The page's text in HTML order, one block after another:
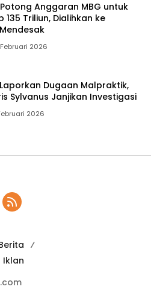
Anggaran MBG untuk
135 Triliun, Dialihkan ke
Februari 2026
Laporkan Dugaan Malpraktik,
Sylvanus Janjikan Investigasi
2026
Iklan